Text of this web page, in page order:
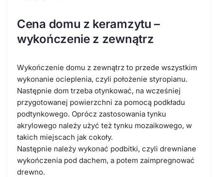
Cena domu z keramzytu –
wykończenie z zewnątrz
Wykończenie domu z zewnątrz to przede wszystkim
wykonanie ocieplenia, czyli położenie styropianu.
Następnie dom trzeba otynkować, na wcześniej
przygotowanej powierzchni za pomocą podkładu
podtynkowego. Oprócz zastosowania tynku
akrylowego należy użyć też tynku mozaikowego, w
takich miejscach jak cokoły.
Następnie należy wykonać podbitki, czyli drewniane
wykończenia pod dachem, a potem zaimpregnować
drewno.